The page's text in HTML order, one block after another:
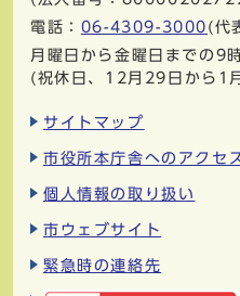
電話： 06-4309-3000 (代
月曜日から金曜日までの9
(祝休日、12月29日から1
サイトマップ
市役所本庁舎へのアクセ
個人情報の取り扱い
市ウェブサイト
緊急時の連絡先